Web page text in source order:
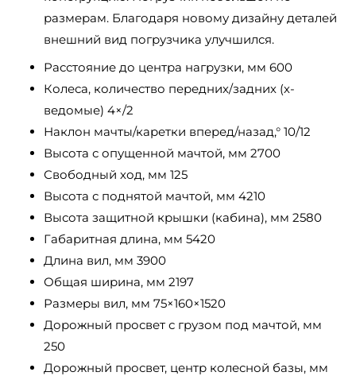
размерам. Благодаря новому дизайну деталей
внешний вид погрузчика улучшился.
Расстояние до центра нагрузки, мм 600
Колеса, количество передних/задних (х-
ведомые) 4×/2
Наклон мачты/каретки вперед/назад,° 10/12
Высота с опущенной мачтой, мм 2700
Свободный ход, мм 125
Высота с поднятой мачтой, мм 4210
Высота защитной крышки (кабина), мм 2580
Габаритная длина, мм 5420
Длина вил, мм 3900
Общая ширина, мм 2197
Размеры вил, мм 75×160×1520
Дорожный просвет с грузом под мачтой, мм
250
Дорожный просвет, центр колесной базы, мм